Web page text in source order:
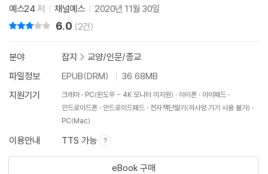
예스24 저 채널예스 2020년 11월 30일
6.0 (2건)
분야 잡지 > 교양/인문/종교
파일정보
EPUB(DRM)
36.68MB
지원기기
크레마 PC(윈도우 - 4K 모니터 미지원) 아이폰
아이패드
안드로이드폰
안드로이드패드
전자책단말기(저사양 기기 사용 불가)
PC(Mac)
이용안내 TTS 가능
eBook 구매